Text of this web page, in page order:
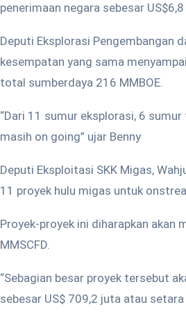
penerimaan negara sebesar
Deputi Eksplorasi Pengembangan
kesempatan yang sama
total sumberdaya 216 MMBOE.
“Dari 11 sumur eksplorasi, 6
masih on going” ujar Benny
Deputi Eksploitasi SKK Migas,
11 proyek hulu migas untuk
Proyek-proyek ini diharapkan akan
MMSCFD.
“Sebagian besar proyek tersebut
sebesar US$ 709,2 juta atau